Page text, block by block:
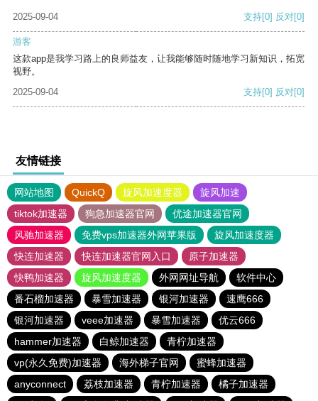
2025-09-04 支持[0] 反对[0]
游客
这款app是我学习路上的良师益友，让我能够随时随地学习新知识，拓宽
视野。
2025-09-04
支持[0] 反对[0]
友情链接
网站地图 QuickQ 旋风加速度器
旋风加速
tiktok加速器
狗急加速器官网
优途加速器官网
风驰加速器
免费vps加速器外网苹果版
旋风加速度器
快连加速器
快连加速器官网入口
原子加速器
快鸭加速器
旋风加速度器 外网网址导航
软件中心
番石榴加速器
暴雪加速器 银河加速器
速鹰666
银河加速器
veee加速器 暴雪加速器
优云666
hammer加速器
白鲸加速器
青柠加速器
vp(永久免费)加速器
海外梯子官网
蜜蜂加速器
anyconnect
荔枝加速器 青柠加速器
橘子加速器